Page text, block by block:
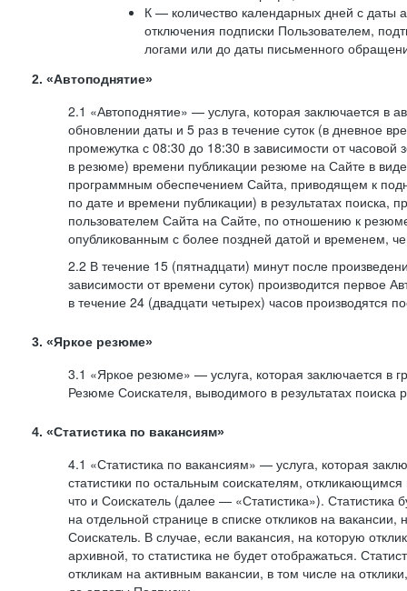
К — количество календарных дней с даты
отключения подписки Пользователем,
логами или до даты письменного
2. «Автоподнятие»
2.1 «Автоподнятие» — услуга, которая заключается в
обновлении даты и 5 раз в течение суток (в дневное
промежутка с 08:30 до 18:30 в зависимости от часовой
в резюме) времени публикации резюме на Сайте в
программным обеспечением Сайта, приводящем к
по дате и времени публикации) в результатах поиска,
пользователем Сайта на Сайте, по отношению к
опубликованным с более поздней датой и временем,
2.2 В течение 15 (пятнадцати) минут после
зависимости от времени суток) производится первое
в течение 24 (двадцати четырех) часов производятся
3. «Яркое резюме»
3.1 «Яркое резюме» — услуга, которая заключается в
Резюме Соискателя, выводимого в результатах поиска
4. «Статистика по вакансиям»
4.1 «Статистика по вакансиям» — услуга, которая
статистики по остальным соискателям,
что и Соискатель (далее — «Статистика»). Статистика
на отдельной странице в списке откликов на вакансии,
Соискатель. В случае, если вакансия, на которую
архивной, то статистика не будет отображаться.
откликам на активным вакансии, в том числе на